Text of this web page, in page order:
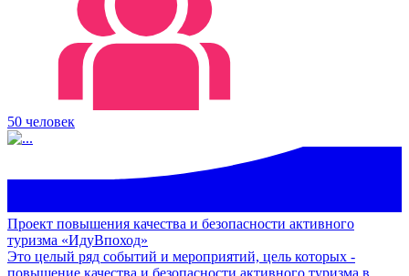
50 человек
Проект повышения качества и безопасности активного
туризма «ИдуВпоход»
Это целый ряд событий и мероприятий, цель которых -
повышение качества и безопасности активного туризма в